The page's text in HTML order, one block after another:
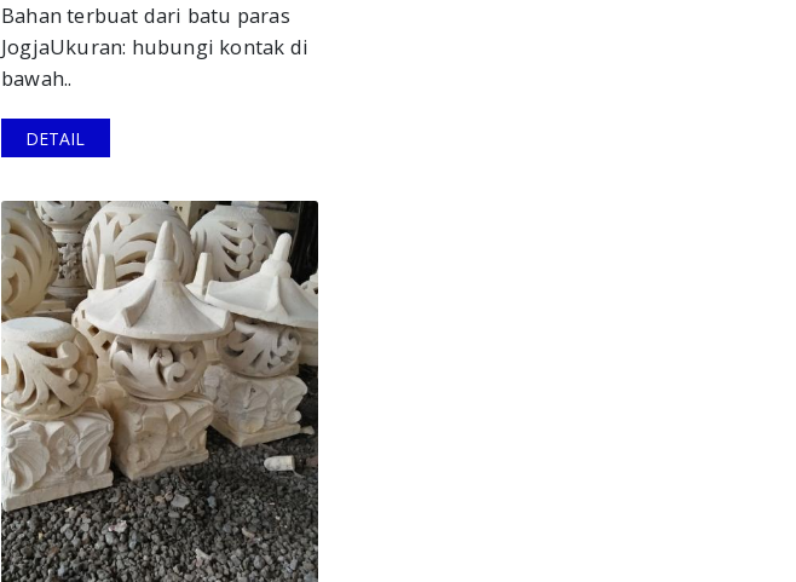
Bahan terbuat dari batu paras
JogjaUkuran: hubungi kontak di
bawah..
DETAIL